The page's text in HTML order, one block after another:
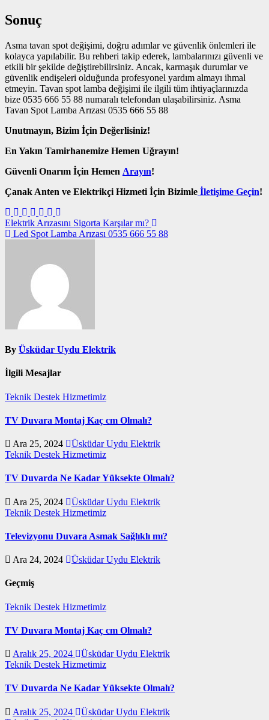
Sonuç
Asma tavan spot değişimi, doğru adımlar ve güvenlik önlemleri ile
kolayca yapılabilir. Bu rehberi takip ederek, lambalarınızı güvenli ve
etkili bir şekilde değiştirebilirsiniz. Ancak, karmaşık durumlar ve
güvenlik endişeleri olduğunda profesyonel yardım almayı ihmal
etmeyin. Tavan spot lamba değişimi ile ilgili tüm ihtiyaçlarınızda
bize 0535 666 55 88 numaralı telefondan ulaşabilirsiniz. Asma
Tavan Spot Lamba Arızası 0535 666 55 88
Unutmayın, Bizim İçin Değerlisiniz!
En Yakın Tamirhanemize Hemen Uğrayın!
Güvenli Onarım İçin Hemen Arayın!
Çanak Anten ve Elektrikçi Hizmeti İçin Bizimle İletişime Geçin!
Yazı
gezinmesi
Elektrik Arızasını Sigorta Karşılar mı?
Led Spot Lamba Arızası 0535 666 55 88
By Üsküdar Uydu Elektrik
İlgili Mesajlar
Teknik Destek Hizmetimiz
TV Duvara Montaj Kaç cm Olmalı?
Ara 25, 2024
Üsküdar Uydu Elektrik
Teknik Destek Hizmetimiz
TV Duvarda Ne Kadar Yüksekte Olmalı?
Ara 25, 2024
Üsküdar Uydu Elektrik
Teknik Destek Hizmetimiz
Televizyonu Duvara Asmak Sağlıklı mı?
Ara 24, 2024 Üsküdar Uydu Elektrik
Geçmiş
Teknik Destek Hizmetimiz
TV Duvara Montaj Kaç cm Olmalı?
Aralık 25, 2024
Üsküdar Uydu Elektrik
Teknik Destek Hizmetimiz
TV Duvarda Ne Kadar Yüksekte Olmalı?
Aralık 25, 2024
Üsküdar Uydu Elektrik